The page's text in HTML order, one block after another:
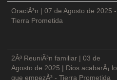
OraciÃ³n | 07 de Agosto de 2025 -
Tierra Prometida
2Âª ReuniÃ³n familiar | 03 de
Agosto de 2025 | Dios acabarÃ¡ lo
que empezÃ³ - Tierra Prometida